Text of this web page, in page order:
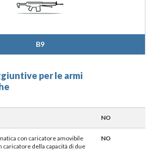
B9
per le armi
NO
con caricatore amovibile
caricatore della capacità di due
NO